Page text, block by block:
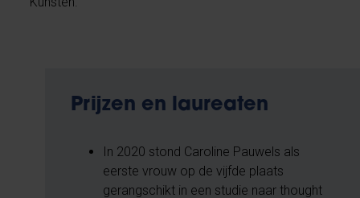
Prijzen en laureaten
In 2020 stond Caroline Pauwels als
eerste vrouw op de vijfde plaats
gerangschikt in een studie naar thought